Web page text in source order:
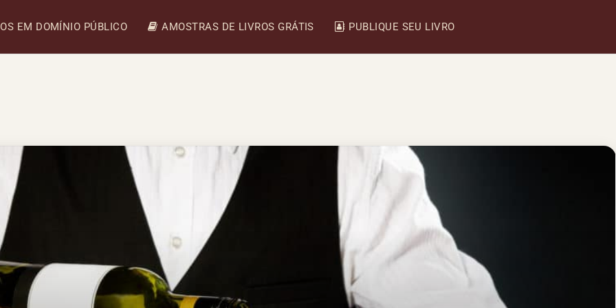
EM DOMÍNIO PÚBLICO AMOSTRAS DE LIVROS GRÁTIS PUBLIQUE SEU LIVRO